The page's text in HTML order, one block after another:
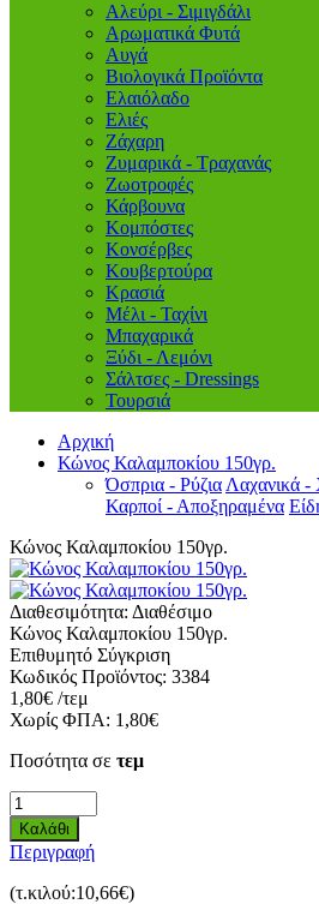
Αλεύρι - Σιμιγδάλι
Αρωματικά Φυτά
Αυγά
Βιολογικά Προϊόντα
Ελαιόλαδο
Ελιές
Ζάχαρη
Ζυμαρικά - Τραχανάς
Ζωοτροφές
Κάρβουνα
Κομπόστες
Κονσέρβες
Κουβερτούρα
Κρασιά
Μέλι - Ταχίνι
Μπαχαρικά
Ξύδι - Λεμόνι
Σάλτσες - Dressings
Τουρσιά
Αρχική
Κώνος Καλαμποκίου 150γρ.
Όσπρια - Ρύζια Λαχανικά -
Καρποί - Αποξηραμένα
Κώνος Καλαμποκίου 150γρ.
Διαθεσιμότητα: Διαθέσιμο
Κώνος Καλαμποκίου 150γρ.
Επιθυμητό Σύγκριση
Κωδικός Προϊόντος: 3384
1,80€ /τεμ
Χωρίς ΦΠΑ: 1,80€
Ποσότητα σε τεμ
Περιγραφή
(τ.κιλού:10,66€)